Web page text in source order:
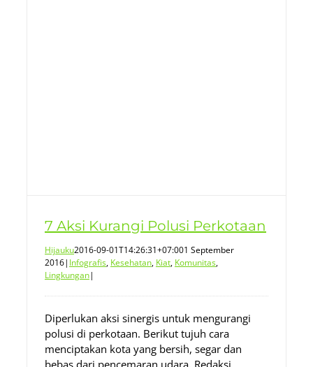
7 Aksi Kurangi Polusi Perkotaan
Hijauku2016-09-01T14:26:31+07:001 September
2016| Infografis, Kesehatan, Kiat, Komunitas,
Lingkungan|
Diperlukan aksi sinergis untuk mengurangi
polusi di perkotaan. Berikut tujuh cara
menciptakan kota yang bersih, segar dan
bebas dari pencemaran udara. Redaksi